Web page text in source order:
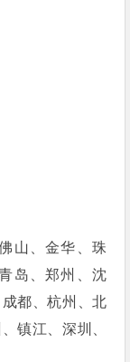
山、金华、珠
岛、郑州、沈
都、杭州、北
镇江、深圳、